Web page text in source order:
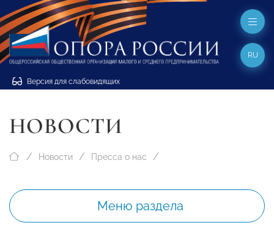
Версия для слабовидящих
RU
НОВОСТИ
Новости Пресса о нас
Меню раздела